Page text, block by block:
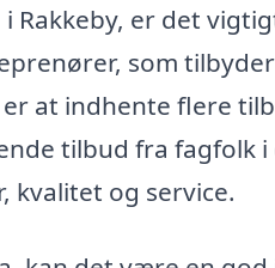
Rakkeby, er det
som
at indhente flere
tilbud fra fagfolk
kvalitet og service.